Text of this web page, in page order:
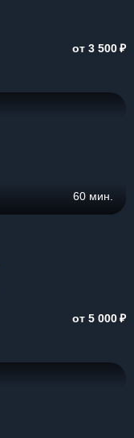
от 3 500₽
60 мин.
от 5 000₽